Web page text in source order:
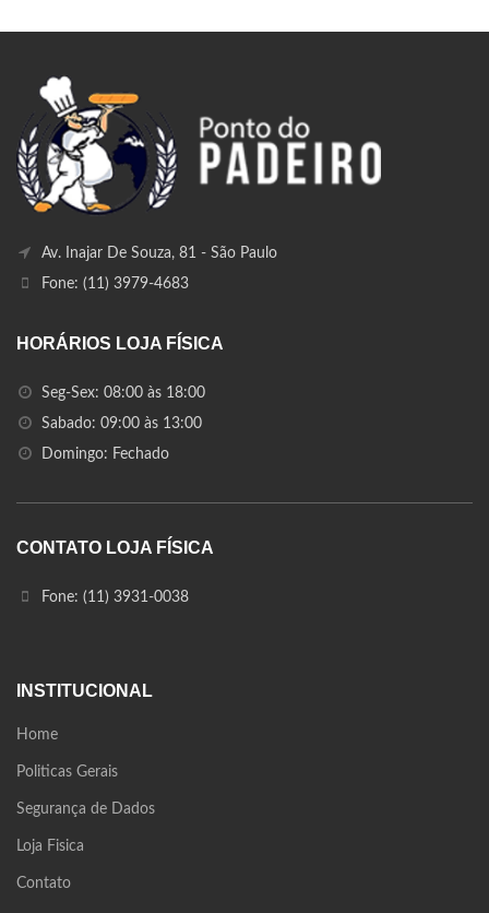
Av. Inajar De Souza, 81 - São Paulo
Fone: (11) 3979-4683
HORÁRIOS LOJA FÍSICA
Seg-Sex: 08:00 às 18:00
Sabado: 09:00 às 13:00
Domingo: Fechado
CONTATO LOJA FÍSICA
Fone: (11) 3931-0038
INSTITUCIONAL
Home
Politicas Gerais
Segurança de Dados
Loja Fisica
Contato